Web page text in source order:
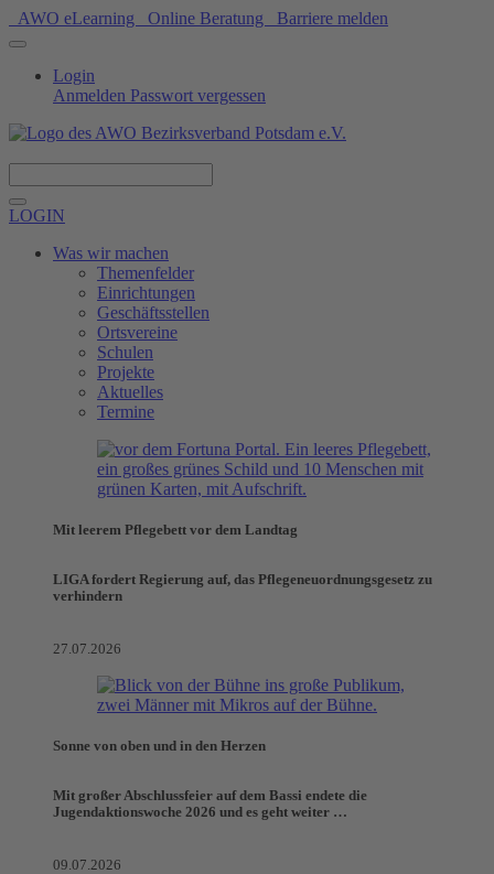
AWO eLearning Online Beratung Barriere melden
Login
Anmelden Passwort vergessen
LOGIN
Was wir machen
Themenfelder
Einrichtungen
Geschäftsstellen
Ortsvereine
Schulen
Projekte
Aktuelles
Termine
Mit leerem Pflegebett vor dem Landtag
LIGA fordert Regierung auf, das Pflegeneuordnungsgesetz zu
verhindern
27.07.2026
Sonne von oben und in den Herzen
Mit großer Abschlussfeier auf dem Bassi endete die
Jugendaktionswoche 2026 und es geht weiter …
09.07.2026